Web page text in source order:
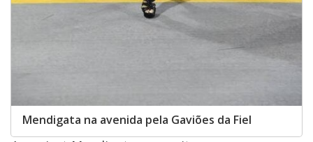
Mendigata na avenida pela Gaviões da Fiel